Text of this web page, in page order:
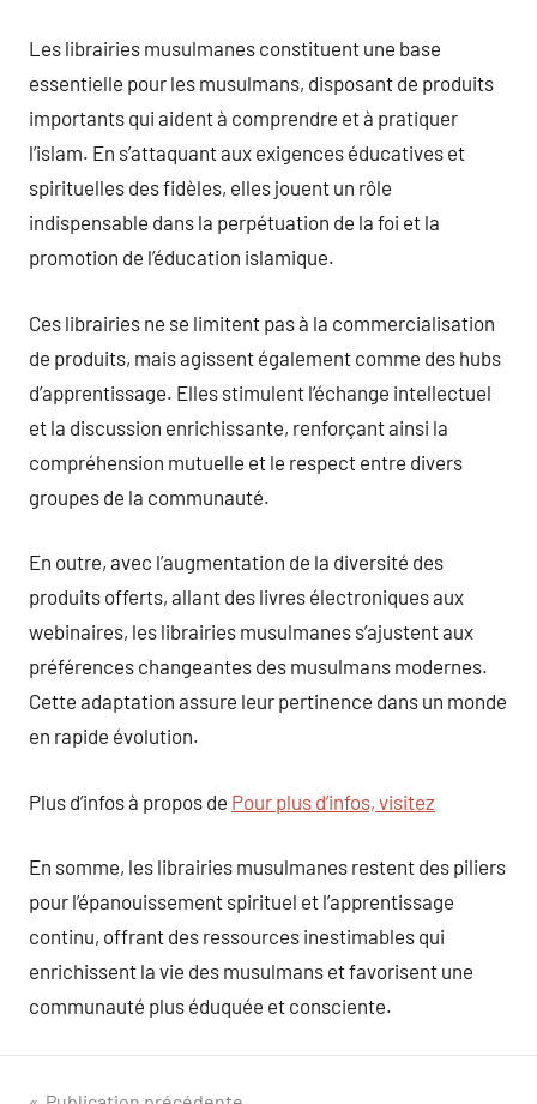
Les librairies musulmanes constituent une base
essentielle pour les musulmans, disposant de produits
importants qui aident à comprendre et à pratiquer
l’islam. En s’attaquant aux exigences éducatives et
spirituelles des fidèles, elles jouent un rôle
indispensable dans la perpétuation de la foi et la
promotion de l’éducation islamique.
Ces librairies ne se limitent pas à la commercialisation
de produits, mais agissent également comme des hubs
d’apprentissage. Elles stimulent l’échange intellectuel
et la discussion enrichissante, renforçant ainsi la
compréhension mutuelle et le respect entre divers
groupes de la communauté.
En outre, avec l’augmentation de la diversité des
produits offerts, allant des livres électroniques aux
webinaires, les librairies musulmanes s’ajustent aux
préférences changeantes des musulmans modernes.
Cette adaptation assure leur pertinence dans un monde
en rapide évolution.
Plus d’infos à propos de Pour plus d’infos, visitez
En somme, les librairies musulmanes restent des piliers
pour l’épanouissement spirituel et l’apprentissage
continu, offrant des ressources inestimables qui
enrichissent la vie des musulmans et favorisent une
communauté plus éduquée et consciente.